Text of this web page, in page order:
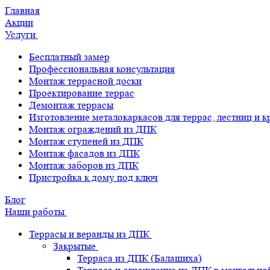
Главная
Акции
Услуги
Бесплатный замер
Профессиональная консультация
Монтаж террасной доски
Проектирование террас
Демонтаж террасы
Изготовление металокаркасов для террас, лестниц и
Монтаж ограждений из ДПК
Монтаж ступеней из ДПК
Монтаж фасадов из ДПК
Монтаж заборов из ДПК
Пристройка к дому под ключ
Блог
Наши работы
Террасы и веранды из ДПК
Закрытые
Терраса из ДПК (Балашиха)